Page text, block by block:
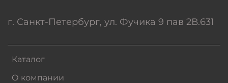
Каталог
О компании
г. Санкт-Петербург, ул. Фучика 9 пав 2В.631